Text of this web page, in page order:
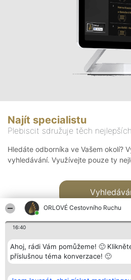
ORLOVÉ Cestovního Ruchu
16:40
Ahoj, rádi Vám pomůžeme! 🙂
příslušnou téma konverzace! 🙂
Najít specialistu
Plebiscit sdružuje těch
Hledáte odborníka ve Vašem okolí?
vyhledávání. Využívejte pouze ty
Bright Side Solutions sp. z o.
Vítězové